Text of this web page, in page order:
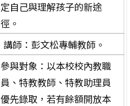
定自己與理解孩子的新途
徑。
講師：彭文松專輔教師。
參與對象：以本校校內教職
員、特教教師、特教助理員
優先錄取，若有餘額開放本